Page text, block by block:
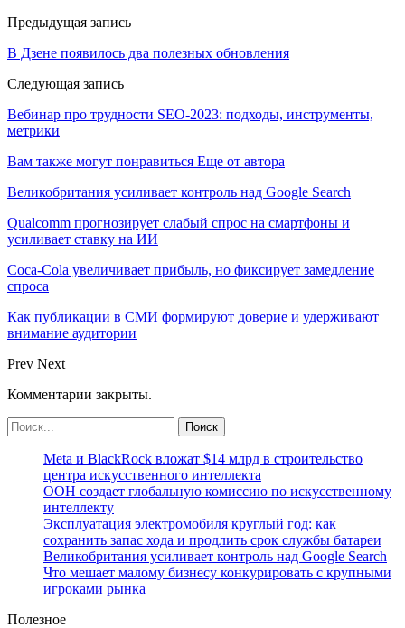
Предыдущая запись
В Дзене появилось два полезных обновления
Следующая запись
Вебинар про трудности SEO-2023: подходы, инструменты,
метрики
Вам также могут понравиться Еще от автора
Великобритания усиливает контроль над Google Search
Qualcomm прогнозирует слабый спрос на смартфоны и
усиливает ставку на ИИ
Coca-Cola увеличивает прибыль, но фиксирует замедление
спроса
Как публикации в СМИ формируют доверие и удерживают
внимание аудитории
Prev Next
Комментарии закрыты.
Meta и BlackRock вложат $14 млрд в строительство
центра искусственного интеллекта
ООН создает глобальную комиссию по искусственному
интеллекту
Эксплуатация электромобиля круглый год: как
сохранить запас хода и продлить срок службы батареи
Великобритания усиливает контроль над Google Search
Что мешает малому бизнесу конкурировать с крупными
игроками рынка
Полезное